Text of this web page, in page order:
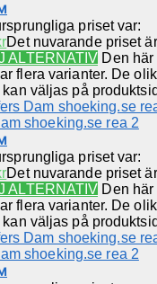
priset var:
Det nuvarande priset
ALTERNATIV Den här
flera varianter. De
väljas på
priset var:
Det nuvarande priset
ALTERNATIV Den här
flera varianter. De
väljas på